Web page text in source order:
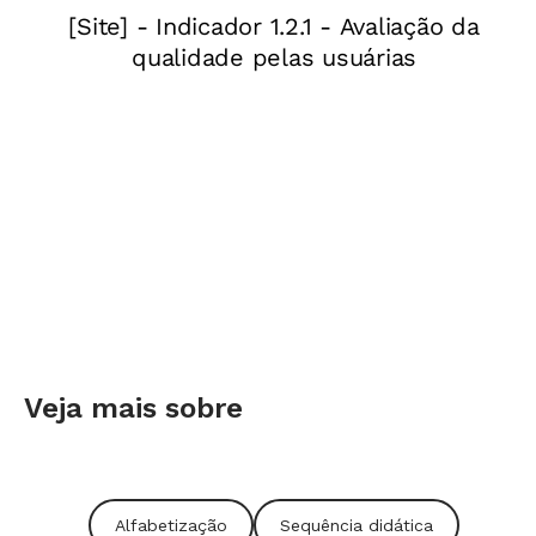
A seguir, apresento um sequência didática que
elaborei para explorar o gênero textual do
Veja mais sobre
Alfabetização Sequência didática